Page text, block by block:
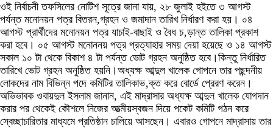
ওই নির্বাচনী তফসিলের নোটিশ সূত্রে জানা যায়, ২৮ জুলাই হইতে ৩ আগস্ট
পর্যন্ত মনোনয়ন পত্র বিতরন,গ্রহন ও জমাদান তারিখ নির্ধারণ করা হয়। ০৪
আগস্ট প্রার্থীদের মনোনয়ন পত্র যাচাই-বাছাই ও বৈধ চ‚ড়ান্ত তালিকা প্রকাশ
করা হবে। ০৫ আগস্ট মনোননয় পত্র প্রত্যাহার সময় দেয়া হয়েছে ও ১৪ আগস্ট
সকাল ১০ টা থেকে বিকাশ ৪ টা পর্যন্ত ভোট গ্রহন অনুষ্ঠিত হবে।কিন্তু নির্ধারিত
তারিখে ভোট গ্রহন অনুষ্ঠিত হয়নি।অধ্যক্ষ আব্দুল খালেক গোপনে তার পছন্দনীয়
লোকদের নাম বিভিন্ন পদে কমিটির তালিকাভ‚ক্ত করে বোর্ডে প্রেরণ করেন।
অভিভাবক ওবায়দুল ইসলাম জানান, এই মাদ্রাসার অধ্যক্ষ আব্দুল খালেক যোগদান
করার পর থেকেই কৌশলে নিজের আত্মীয়স্বজন দিয়ে পকেট কমিটি গঠন করে
স্বেচ্ছাচারিতার মাধ্যমে প্রতিষ্ঠান চালিয়ে আসছেন। এবারও গোপনে মাদ্রাসায় তার